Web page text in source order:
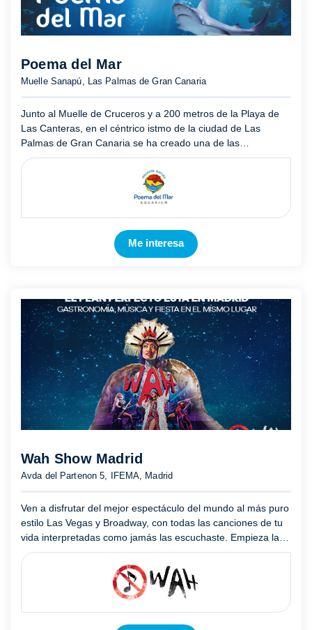
Poema del Mar
Muelle Sanapú, Las Palmas de Gran Canaria
Junto al Muelle de Cruceros y a 200 metros de la Playa de
Las Canteras, en el céntrico istmo de la ciudad de Las
Palmas de Gran Canaria se ha creado una de las
edificaciones emblemáticas de la isla y de Canarias. Un gran
Me interesa
Wah Show Madrid
Avda del Partenon 5, IFEMA, Madrid
Ven a disfrutar del mejor espectáculo del mundo al más puro
estilo Las Vegas y Broadway, con todas las canciones de tu
vida interpretadas como jamás las escuchaste. Empieza la
experiencia disfrutando de la mejor música y gastronom ...